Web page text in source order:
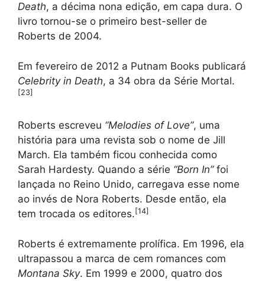
Death, a décima nona edição, em capa dura. O
livro tornou-se o primeiro best-seller de
Roberts de 2004.
Em fevereiro de 2012 a Putnam Books publicará
Celebrity in Death, a 34 obra da Série Mortal.
[23]
Roberts escreveu “Melodies of Love”, uma
história para uma revista sob o nome de Jill
March. Ela também ficou conhecida como
Sarah Hardesty. Quando a série “Born In”foi
lançada no Reino Unido, carregava esse nome
ao invés de Nora Roberts. Desde então, ela
tem trocada os editores.[14]
Roberts é extremamente prolífica. Em 1996, ela
ultrapassou a marca de cem romances com
Montana Sky. Em 1999 e 2000, quatro dos